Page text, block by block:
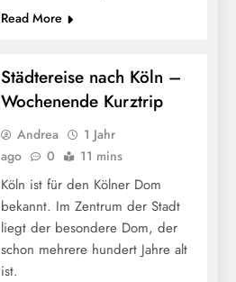
Read More
Städtereise nach Köln –
Wochenende Kurztrip
Andrea
1 Jahr
ago
0 11 mins
Köln ist für den Kölner Dom
bekannt. Im Zentrum der Stadt
liegt der besondere Dom, der
schon mehrere hundert Jahre alt
ist.